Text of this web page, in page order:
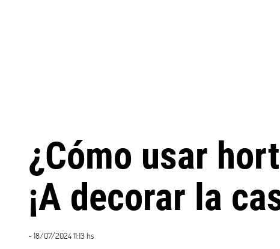
¿Cómo usar
¡A decorar la
- 18/07/2024 11:13 hs